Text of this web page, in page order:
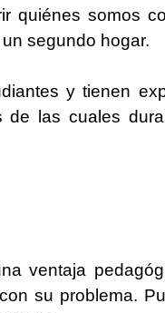
quiénes somos
segundo hogar.
y tienen
de las cuales
ventaja
su problema.